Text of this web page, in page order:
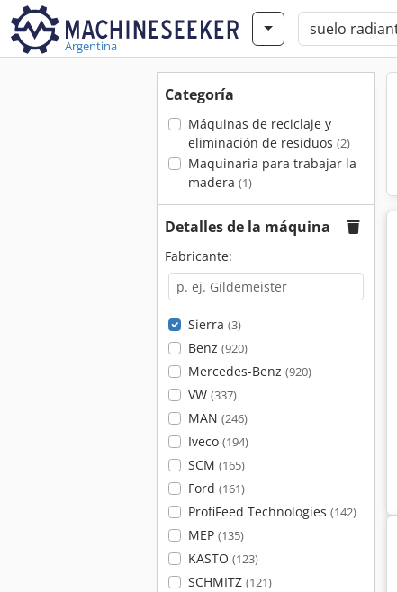
Argentina
Categoría
Máquinas de reciclaje y
eliminación de residuos (2)
Maquinaria para trabajar la
madera (1)
Detalles de la máquina
Fabricante:
Sierra (3)
Benz (920)
Mercedes-Benz (920)
VW (337)
MAN (246)
Iveco (194)
SCM (165)
Ford (161)
ProfiFeed Technologies (142)
MEP (135)
KASTO (123)
SCHMITZ (121)